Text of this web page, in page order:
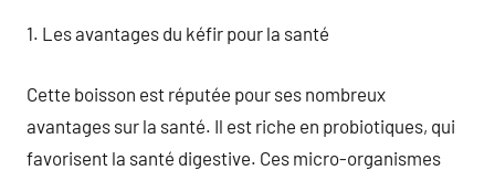
1. Les avantages du kéfir pour la santé
Cette boisson est réputée pour ses nombreux
avantages sur la santé. Il est riche en probiotiques, qui
favorisent la santé digestive. Ces micro-organismes